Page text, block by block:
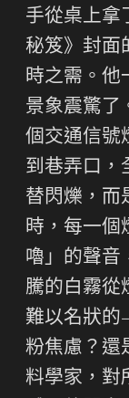
手從桌上拿
秘笈》封面
時之需。他
景象震驚了
個交通信號
到巷弄口，
替閃爍，而
時，每一個
嚕」的聲音
騰的白霧從
難以名狀的
粉焦慮？還
料學家，對